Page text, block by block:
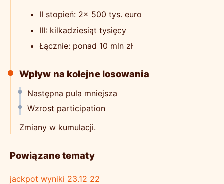
II stopień: 2x 500 tys. euro
III: kilkadziesiąt tysięcy
Łącznie: ponad 10 mln zł
Wpływ na kolejne losowania
Następna pula mniejsza
Wzrost participation
Zmiany w kumulacji.
Powiązane tematy
jackpot wyniki 23.12 22